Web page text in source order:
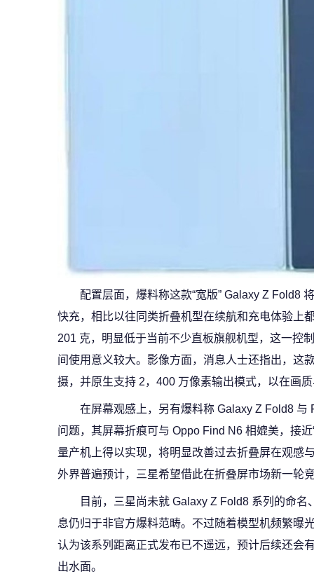
配置层面，爆料称这款“宽版” Galaxy Z Fold8
快充，相比以往同类折叠机型在续航和充电体验上
201 克，明显低于当前不少直板旗舰机型，这一控
间使用意义较大。影像方面，消息人士还指出，这
摄，并原生支持 2，400 万像素输出模式，以在画
在屏幕观感上，另有爆料称 Galaxy Z Fold8
问题，其屏幕折痕可与 Oppo Find N6 相媲美，接
量产机上得以实现，将明显改善过去折叠屏在观感
外界普遍预计，三星希望借此在折叠屏市场新一轮
目前，三星尚未就 Galaxy Z Fold8 系列的命
息仍归于非官方爆料范畴。不过随着模型机频繁曝
认为该系列距离正式发布已不遥远，预计后续还会
出水面。